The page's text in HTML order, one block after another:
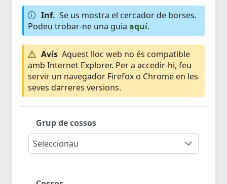
Inf. Se us mostra el cercador de borses.
Podeu trobar-ne una guia aquí.
Avís Aquest lloc web no és compatible
amb Internet Explorer. Per a accedir-hi, feu
servir un navegador Firefox o Chrome en les
seves darreres versions.
Grup de cossos
Seleccionau